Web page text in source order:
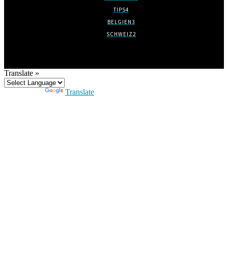
TIPS4
BELGIEN3
SCHWEIZ2
Translate »
Translate